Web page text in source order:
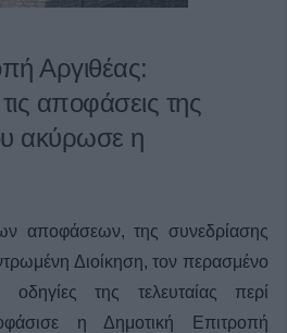
Αργιθέας:
αποφάσεις της
ακύρωσε η
αποφάσεων, της συνεδρίασης
Διοίκηση, τον περασμένο
της τελευταίας περί
η Δημοτική Επιτροπή